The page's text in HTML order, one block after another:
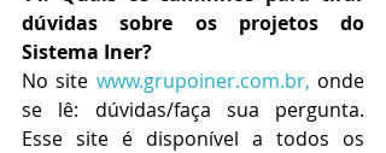
dúvidas sobre os projetos do
Sistema Iner?
No site www.grupoiner.com.br, onde
se lê: dúvidas/faça sua pergunta.
Esse site é disponível a todos os